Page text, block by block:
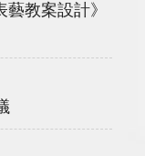
教案設計》